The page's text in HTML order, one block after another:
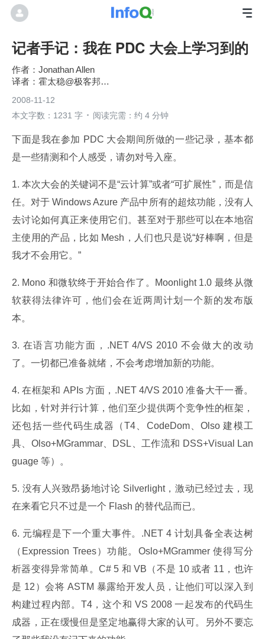
记者手记：我在 PDC 大会上学习到的
Jonathan Allen
霍太稳@极客邦科技
2008-11-12
本文字数：1231 字
阅读完需：约 4 分钟
下面是我在参加 PDC 大会期间所做的一些记录，基本都
是一些猜测和个人感受，请勿对号入座。
1. 本次大会的关键词不是“云计算”或者“可扩展性”，而是信
任。对于 Windows Azure 产品中所有的超炫功能，没有人
去讨论如何真正来使用它们。甚至对于那些可以在本地宿
主使用的产品，比如 Mesh，人们也只是说“好棒啊，但是
我才不会用它。”
2. Mono 和微软终于开始合作了。Moonlight 1.0 最终从微
软获得法律许可，他们会在近两周计划一个新的发布版
本。
3. 在语言功能方面，.NET 4/VS 2010 不会做大的改动
了。一切都已准备就绪，不会考虑增加新的功能。
4. 在框架和 APIs 方面，.NET 4/VS 2010 准备大干一番。
比如，针对并行计算，他们至少提供两个竞争性的框架，
还包括一些代码生成器（T4、CodeDom、Olso 建模工
具、Olso+MGrammar、DSL、工作流和 DSS+Visual Lan
guage 等）。
5. 没有人兴致昂扬地讨论 Silverlight，激动已经过去，现
在来看它只不过是一个 Flash 的替代品而已。
6. 元编程是下一个重大事件。.NET 4 计划具备全表达树
（Expression Trees）功能。Oslo+MGrammer 使得写分
析器变得异常简单。C# 5 和 VB（不是 10 或者 11，也许
是 12）会将 ASTM 暴露给开发人员，让他们可以深入到
构建过程内部。T4，这个和 VS 2008 一起发布的代码生
成器，正在缓慢但是坚定地赢得大家的认可。另外不要忘